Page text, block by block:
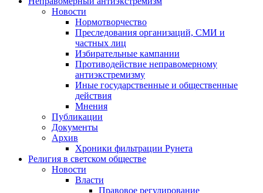
Новости
Нормотворчество
Преследования организаций, СМИ и
частных лиц
Избирательные кампании
Противодействие неправомерному
антиэкстремизму
Иные государственные и общественные
действия
Мнения
Публикации
Документы
Архив
Хроники фильтрации Рунета
Религия в светском обществе
Новости
Власти
Правовое регулирование